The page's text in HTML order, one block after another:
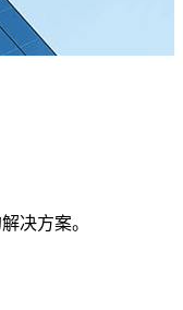
决方案。